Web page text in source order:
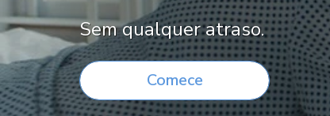
Sem qualquer atraso.
Comece